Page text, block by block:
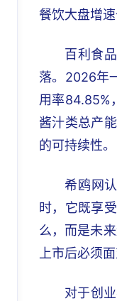
餐饮大盘增
百利食
落。2026年
用率84.85%
酱汁类总产
的可持续性。
希鸥网
时，它既享
么，而是未
上市后必须
对于创